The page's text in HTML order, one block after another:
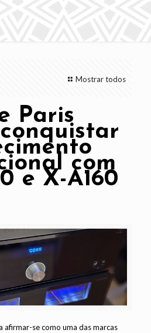
Mostrar todos
Paris
com
e X-A160
afirmar-se como uma das marcas